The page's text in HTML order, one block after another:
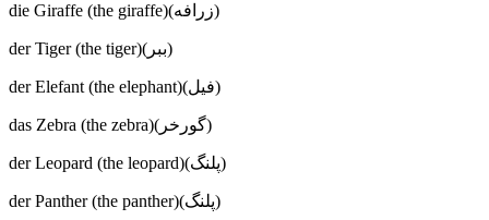
die Giraffe (the giraffe)(زرافه)
der Tiger (the tiger)(ببر)
der Elefant (the elephant)(فیل)
das Zebra (the zebra)(گورخر)
der Leopard (the leopard)(پلنگ)
der Panther (the panther)(پلنگ)